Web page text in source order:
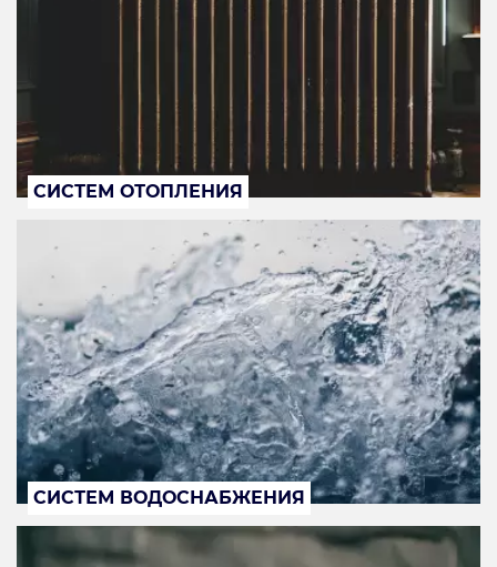
СИСТЕМ ОТОПЛЕНИЯ
СИСТЕМ ВОДОСНАБЖЕНИЯ